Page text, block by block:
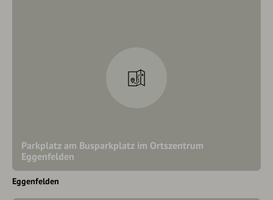
Parkplatz am Busparkplatz im Ortszentrum
Eggenfelden
Eggenfelden